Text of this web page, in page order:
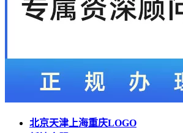
北京天津上海重庆LOGO